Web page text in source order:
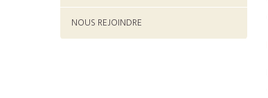
NOUS REJOINDRE